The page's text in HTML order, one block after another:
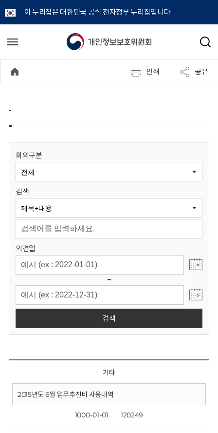
이 누리집은 대한민국 공식 전자정부 누리집입니다.
개
정
보
원
회
메
기
검
인쇄 공유
-
회의구분
검색
의결일
~
검색
기타
2015년도 6월 업무추진비 사용내역
1000-01-01 120249